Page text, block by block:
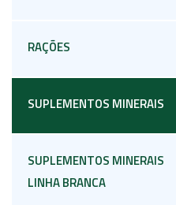
RAÇÕES
SUPLEMENTOS MINERAIS
SUPLEMENTOS MINERAIS
LINHA BRANCA